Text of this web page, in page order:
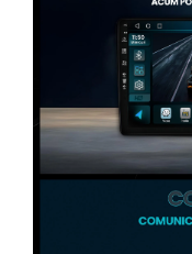
Conectică Volvo
Conectică Smart
Conectică Chrysler
Conectică Land Rover